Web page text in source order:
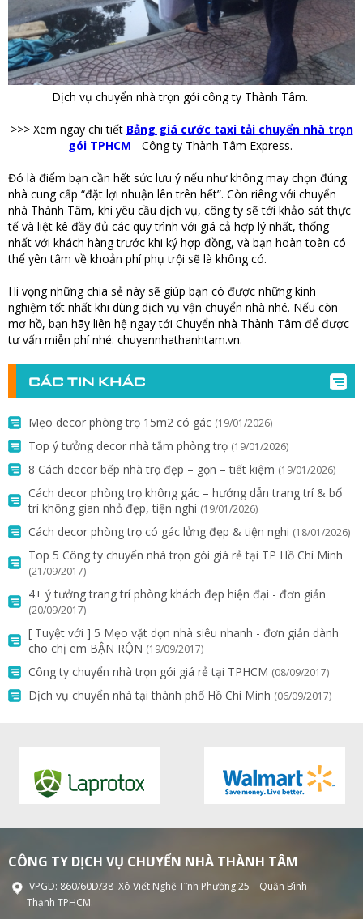
Dịch vụ chuyển nhà trọn gói công ty Thành Tâm.
>>> Xem ngay chi tiết Bảng giá cước taxi tải chuyển nhà trọn
gói TPHCM - Công ty Thành Tâm Express.
Đó là điểm bạn cần hết sức lưu ý nếu như không may chọn đúng
nhà cung cấp “đặt lợi nhuận lên trên hết”. Còn riêng với chuyển
nhà Thành Tâm, khi yêu cầu dịch vụ, công ty sẽ tới khảo sát thực
tế và liệt kê đầy đủ các quy trình với giá cả hợp lý nhất, thống
nhất với khách hàng trước khi ký hợp đồng, và bạn hoàn toàn có
thể yên tâm về khoản phí phụ trội sẽ là không có.
Hi vọng những chia sẻ này sẽ giúp bạn có được những kinh
nghiệm tốt nhất khi dùng dịch vụ vận chuyển nhà nhé. Nếu còn
mơ hồ, bạn hãy liên hệ ngay tới Chuyển nhà Thành Tâm để được
tư vấn miễn phí nhé: chuyennhathanhtam.vn.
CÁC TIN KHÁC
Mẹo decor phòng trọ 15m2 có gác (19/01/2026)
Top ý tưởng decor nhà tắm phòng trọ (19/01/2026)
8 Cách decor bếp nhà trọ đẹp – gọn – tiết kiệm (19/01/2026)
Cách decor phòng trọ không gác – hướng dẫn trang trí & bố
trí không gian nhỏ đẹp, tiện nghi (19/01/2026)
Cách decor phòng trọ có gác lửng đẹp & tiện nghi (18/01/2026)
Top 5 Công ty chuyển nhà trọn gói giá rẻ tại TP Hồ Chí Minh
(21/09/2017)
4+ ý tưởng trang trí phòng khách đẹp hiện đại - đơn giản
(20/09/2017)
[ Tuyệt với ] 5 Mẹo vặt dọn nhà siêu nhanh - đơn giản dành
cho chị em BẬN RỘN (19/09/2017)
Công ty chuyển nhà trọn gói giá rẻ tại TPHCM (08/09/2017)
Dịch vụ chuyển nhà tại thành phố Hồ Chí Minh (06/09/2017)
CÔNG TY DỊCH VỤ CHUYỂN NHÀ THÀNH TÂM
VPGD: 860/60D/38 Xô Viết Nghệ Tĩnh Phường 25 – Quận Bình
Thạnh TPHCM.